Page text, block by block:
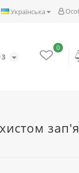
Українська
0